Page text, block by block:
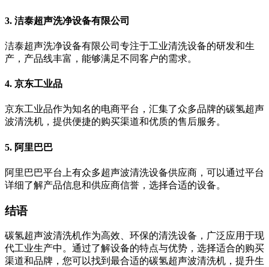
3. 洁泰超声洗净设备有限公司
洁泰超声洗净设备有限公司专注于工业清洗设备的研发和生
产，产品线丰富，能够满足不同客户的需求。
4. 京东工业品
京东工业品作为知名的电商平台，汇集了众多品牌的碳氢超声
波清洗机，提供便捷的购买渠道和优质的售后服务。
5. 阿里巴巴
阿里巴巴平台上有众多超声波清洗设备供应商，可以通过平台
详细了解产品信息和供应商信誉，选择合适的设备。
结语
碳氢超声波清洗机作为高效、环保的清洗设备，广泛应用于现
代工业生产中。通过了解设备的特点与优势，选择适合的购买
渠道和品牌，您可以找到最合适的碳氢超声波清洗机，提升生